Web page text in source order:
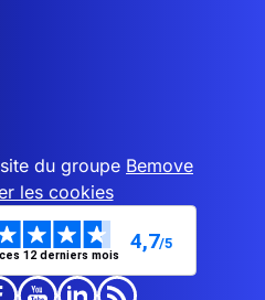
du groupe Bemove
les cookies
12 derniers mois
4,7/5